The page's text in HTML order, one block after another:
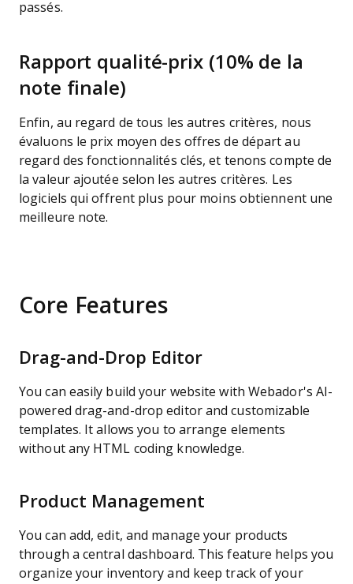
passés.
Rapport qualité-prix (10% de la
note finale)
Enfin, au regard de tous les autres critères, nous
évaluons le prix moyen des offres de départ au
regard des fonctionnalités clés, et tenons compte de
la valeur ajoutée selon les autres critères. Les
logiciels qui offrent plus pour moins obtiennent une
meilleure note.
Core Features
Drag-and-Drop Editor
You can easily build your website with Webador's AI-
powered drag-and-drop editor and customizable
templates. It allows you to arrange elements
without any HTML coding knowledge.
Product Management
You can add, edit, and manage your products
through a central dashboard. This feature helps you
organize your inventory and keep track of your